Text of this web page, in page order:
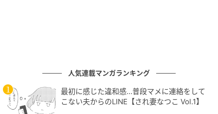
ウーマンエキサイト 人気連載マンガランキング
最初に感じた違和感…普段マメに連絡をして
こない夫からのLINE【され妻なつこ Vol.1】